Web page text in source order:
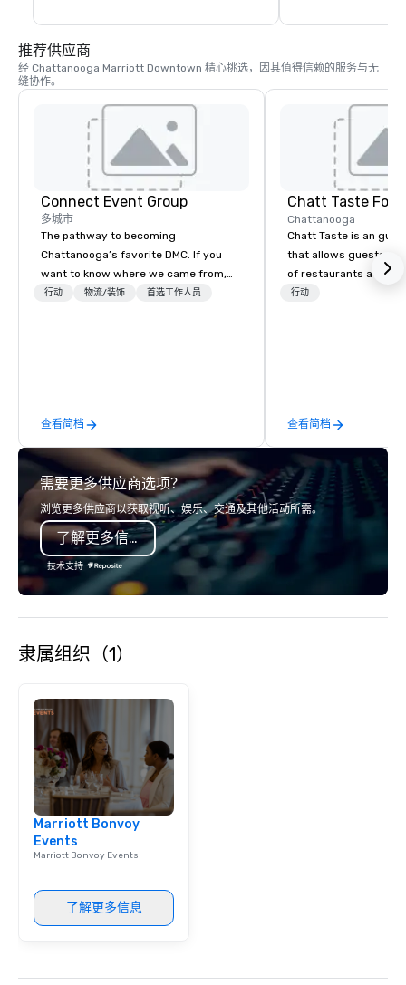
推荐供应商
经 Chattanooga Marriott Downtown 精心挑选，因其值得信赖的服务与无
缝协作。
Connect Event Group
多城市
The pathway to becoming
Chattanooga’s favorite DMC. If you
want to know where we came from,
we’re going to have to go all the way
was on meeting and corporate
incentive travel planning. It wasn’t
long before we moved our
headquarters to the glittering lights
of Las Vegas, where we worked with
corporate clients traveling all over the
globe – everywhere from El Salvador
to San Francisco. We loved our time
under Vegas’ bright neon colors, but in
2014 the hills of Tennessee called us
home. After moving our corporate
Tennessee, we expanded our offerings
made us truly unstoppable – DMC
services, meeting planning, and
incentive travel all under one
umbrella. Our clients were thrilled! We
like to keep things fresh, so we soon
decided it was time for another
change. That’s when we rebranded
into Connect Event Group. We felt our
new name really encompassed
groups of people through strategic
events, meetings, and trips. Along
beautiful Chattanooga, Tennessee.
行动 物流/装饰 首选工作人员
查看简档
Chatt Taste
Chattanooga
Chatt Taste is an
that allows guests to
of restaurants at
行动
查看简档
需要更多供应商选项？
浏览更多供应商以获取视听、娱乐、交通及其他活动所需。
了解更多信息
技术支持
隶属组织（1）
Marriott Bonvoy
Events
Marriott Bonvoy Events
了解更多信息